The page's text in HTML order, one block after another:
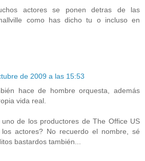
actores se ponen detras de las
como has dicho tu o incluso en
de 2009 a las 15:53
hace de hombre orquesta, además
vida real.
de los productores de The Office US
actores? No recuerdo el nombre, sé
bastardos también...